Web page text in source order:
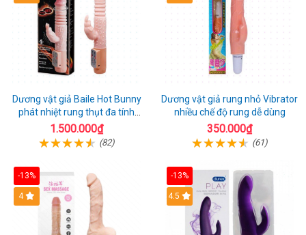
Dương vật giả Baile Hot Bunny
phát nhiệt rung thụt đa tính
năng sạc điện
1.500.000₫
(82)
Dương vật giả rung nhỏ Vibrator
nhiều chế độ rung dễ dùng
350.000₫
(61)
-13%
Hot
4
-13%
Hot
4.5